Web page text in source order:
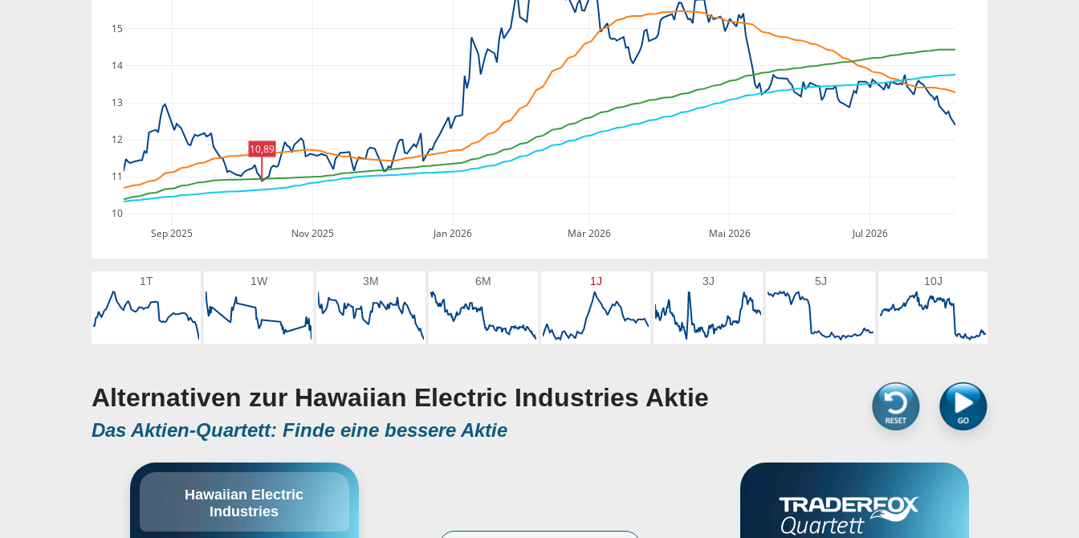
Sep 2025 Nov 2025 Jan 2026 Mär 2026 Mai 2026 Jul 2026
10
11
12
13
14
15
10,89
1T 1W 3M 6M 1J 3J 5J 10J
Alternativen zur Hawaiian Electric Industries Aktie
Das Aktien-Quartett: Finde eine bessere Aktie
Hawaiian Electric
Industries
Hawaiian Electric Industries, Inc.
is a holding company, which
engages in power, financial, and
renewable and sustainable